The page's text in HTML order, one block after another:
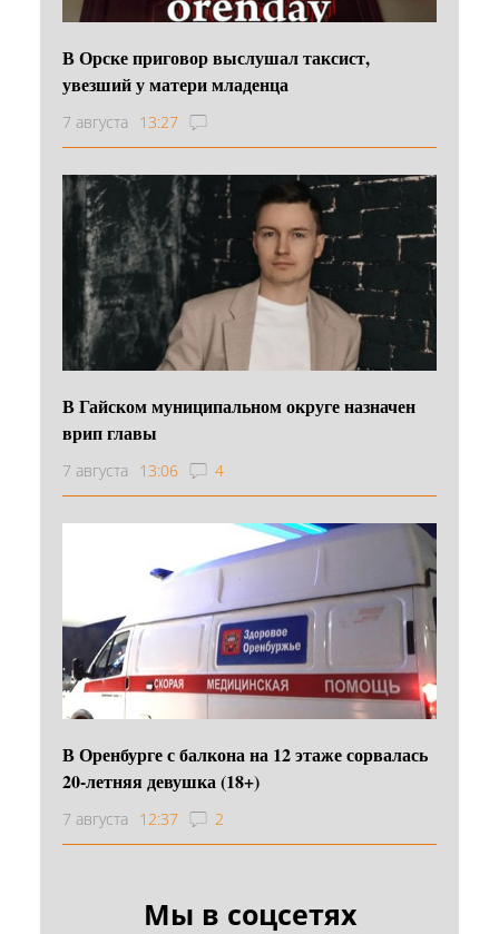
В Орске приговор выслушал таксист,
увезший у матери младенца
7 августа 13:27
В Гайском муниципальном округе назначен
врип главы
7 августа 13:06 4
В Оренбурге с балкона на 12 этаже сорвалась
20-летняя девушка (18+)
7 августа 12:37 2
Мы в соцсетях